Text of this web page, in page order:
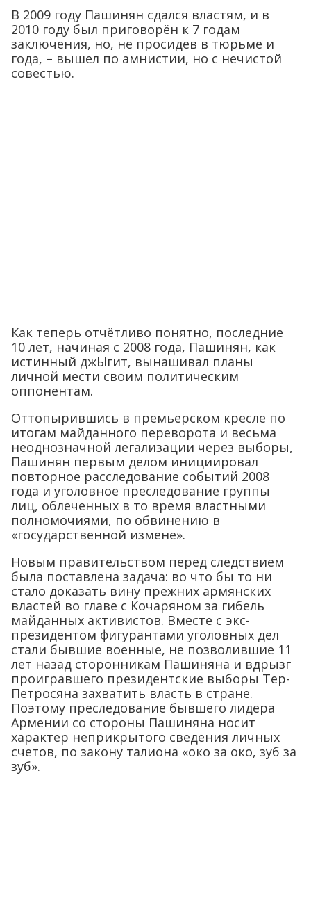
В 2009 году Пашинян сдался властям, и в
2010 году был приговорён к 7 годам
заключения, но, не просидев в тюрьме и
года, – вышел по амнистии, но с нечистой
совестью.
Как теперь отчётливо понятно, последние
10 лет, начиная с 2008 года, Пашинян, как
истинный джЫгит, вынашивал планы
личной мести своим политическим
оппонентам.
Оттопырившись в премьерском кресле по
итогам майданного переворота и весьма
неоднозначной легализации через выборы,
Пашинян первым делом инициировал
повторное расследование событий 2008
года и уголовное преследование группы
лиц, облеченных в то время властными
полномочиями, по обвинению в
«государственной измене».
Новым правительством перед следствием
была поставлена задача: во что бы то ни
стало доказать вину прежних армянских
властей во главе с Кочаряном за гибель
майданных активистов. Вместе с экс-
президентом фигурантами уголовных дел
стали бывшие военные, не позволившие 11
лет назад сторонникам Пашиняна и вдрызг
проигравшего президентские выборы Тер-
Петросяна захватить власть в стране.
Поэтому преследование бывшего лидера
Армении со стороны Пашиняна носит
характер неприкрытого сведения личных
счетов, по закону талиона «око за око, зуб за
зуб».